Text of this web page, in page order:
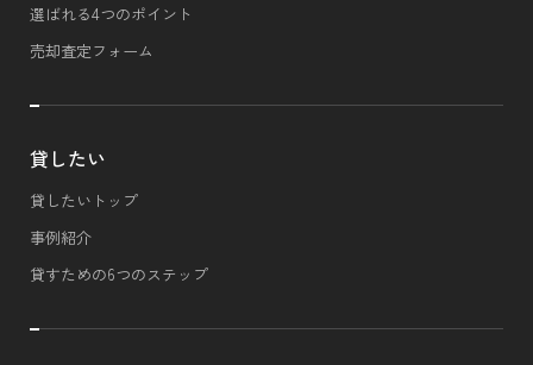
選ばれる4つのポイント
売却査定フォーム
貸したい
貸したいトップ
事例紹介
貸すための6つのステップ